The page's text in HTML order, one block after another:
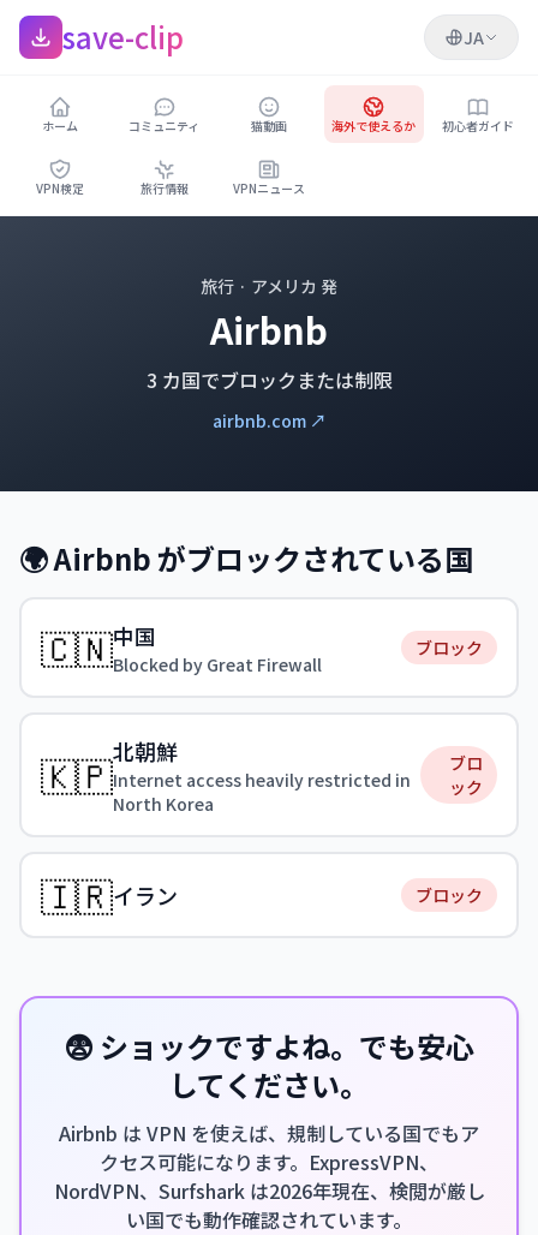
save-clip JA
ホーム コミュニティ 猫動画 海外で使えるか 初心者ガイド
VPN検定 旅行情報 VPNニュース
旅行 · アメリカ 発
Airbnb
3 カ国でブロックまたは制限
airbnb.com ↗
🌍 Airbnb がブロックされている国
🇨🇳中国
Blocked by Great Firewall
ブロック
🇰🇵北朝鮮
Internet access heavily restricted in
North Korea
ブロ
ック
🇮🇷イラン ブロック
😨 ショックですよね。でも安心
してください。
Airbnb は VPN を使えば、規制している国でもア
クセス可能になります。ExpressVPN、
NordVPN、Surfshark は2026年現在、検閲が厳し
い国でも動作確認されています。